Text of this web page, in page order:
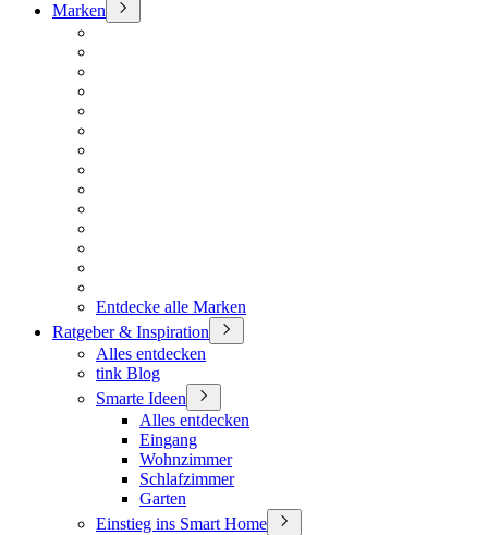
Marken
Entdecke alle Marken
Ratgeber & Inspiration
Alles entdecken
tink Blog
Smarte Ideen
Alles entdecken
Eingang
Wohnzimmer
Schlafzimmer
Garten
Einstieg ins Smart Home